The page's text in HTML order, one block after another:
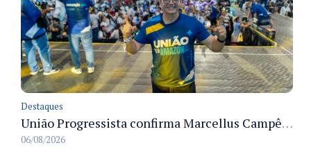
Destaques
União Progressista confirma Marcellus Campêlo como candidato a deputado estadual
06/08/2026